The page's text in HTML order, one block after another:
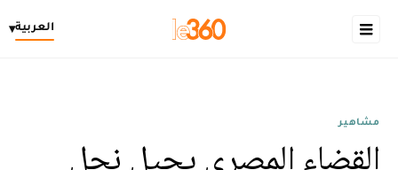
العربية▾
مشاهير
القضاء المصري يحيل نجل